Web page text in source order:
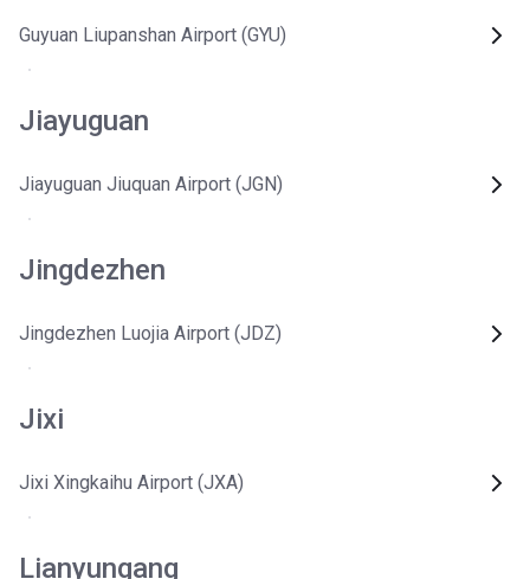
Guyuan Liupanshan Airport (GYU)
Jiayuguan
Jiayuguan Jiuquan Airport (JGN)
Jingdezhen
Jingdezhen Luojia Airport (JDZ)
Jixi
Jixi Xingkaihu Airport (JXA)
Lianyungang